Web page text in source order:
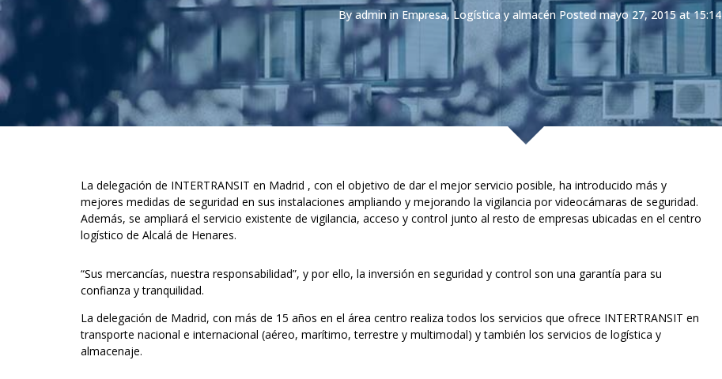
By admin in Empresa, Logística y almacén Posted mayo 27, 2015 at 15:14
La delegación de INTERTRANSIT en Madrid , con el objetivo de dar el mejor servicio posible, ha introducido más y
mejores medidas de seguridad en sus instalaciones ampliando y mejorando la vigilancia por videocámaras de seguridad.
Además, se ampliará el servicio existente de vigilancia, acceso y control junto al resto de empresas ubicadas en el centro
logístico de Alcalá de Henares.
“Sus mercancías, nuestra responsabilidad”, y por ello, la inversión en seguridad y control son una garantía para su
confianza y tranquilidad.
La delegación de Madrid, con más de 15 años en el área centro realiza todos los servicios que ofrece INTERTRANSIT en
transporte nacional e internacional (aéreo, marítimo, terrestre y multimodal) y también los servicios de logística y
almacenaje.